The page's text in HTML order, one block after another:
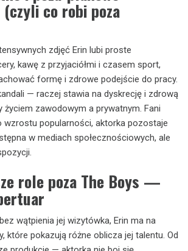
co robi poza
zdjęć Erin lubi proste
kawę z przyjaciółmi i czasem sport,
formę i zdrowe podejście do pracy.
— raczej stawia na dyskrecję i zdrową
życiem zawodowym a prywatnym. Fani
wzrostu popularności, aktorka pozostaje
w mediach społecznościowych, ale
role poza The Boys —
wątpienia jej wizytówka, Erin ma na
które pokazują różne oblicza jej talentu. Od